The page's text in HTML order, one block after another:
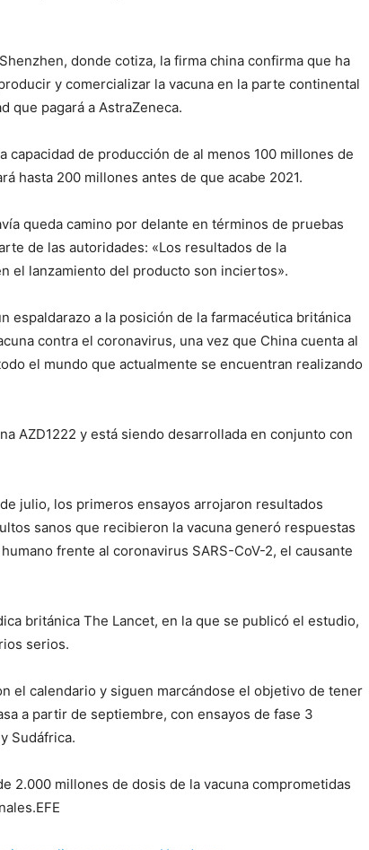
donde cotiza, la firma china confirma que ha
y comercializar la vacuna en la parte continental
que pagará a AstraZeneca.
capacidad de producción de al menos 100 millones de
hasta 200 millones antes de que acabe 2021.
queda camino por delante en términos de pruebas
de las autoridades: «Los resultados de la
el lanzamiento del producto son inciertos».
espaldarazo a la posición de la farmacéutica británica
contra el coronavirus, una vez que China cuenta al
el mundo que actualmente se encuentran realizando
AZD1222 y está siendo desarrollada en conjunto con
julio, los primeros ensayos arrojaron resultados
sanos que recibieron la vacuna generó respuestas
frente al coronavirus SARS-CoV-2, el causante
británica The Lancet, en la que se publicó el estudio,
serios.
el calendario y siguen marcándose el objetivo de tener
a partir de septiembre, con ensayos de fase 3
Sudáfrica.
2.000 millones de dosis de la vacuna comprometidas